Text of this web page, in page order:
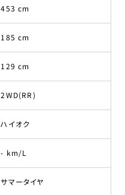
453 cm
185 cm
129 cm
2WD(RR)
ハイオク
- km/L
サマータイヤ